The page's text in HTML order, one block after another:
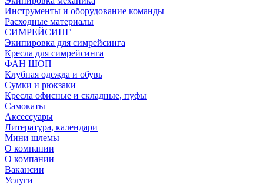
Инструменты и оборудование команды
Расходные материалы
СИМРЕЙСИНГ
Экипировка для симрейсинга
Кресла для симрейсинга
ФАН ШОП
Клубная одежда и обувь
Сумки и рюкзаки
Кресла офисные и складные, пуфы
Самокаты
Аксессуары
Литература, календари
Мини шлемы
О компании
О компании
Вакансии
Услуги